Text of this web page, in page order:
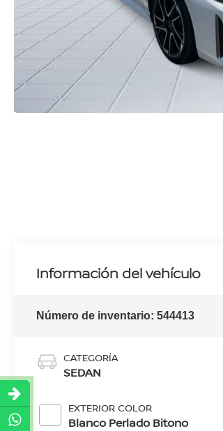
Información del vehículo
Número de inventario:544413
CATEGORÍA
SEDAN
EXTERIOR COLOR
Blanco Perlado Bitono